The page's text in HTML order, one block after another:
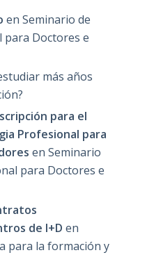
en Seminario de
Doctores e
más años
para el
Profesional para
en Seminario
para Doctores e
de I+D en
para la formación y